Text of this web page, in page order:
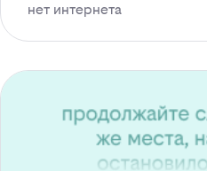
нет интернета